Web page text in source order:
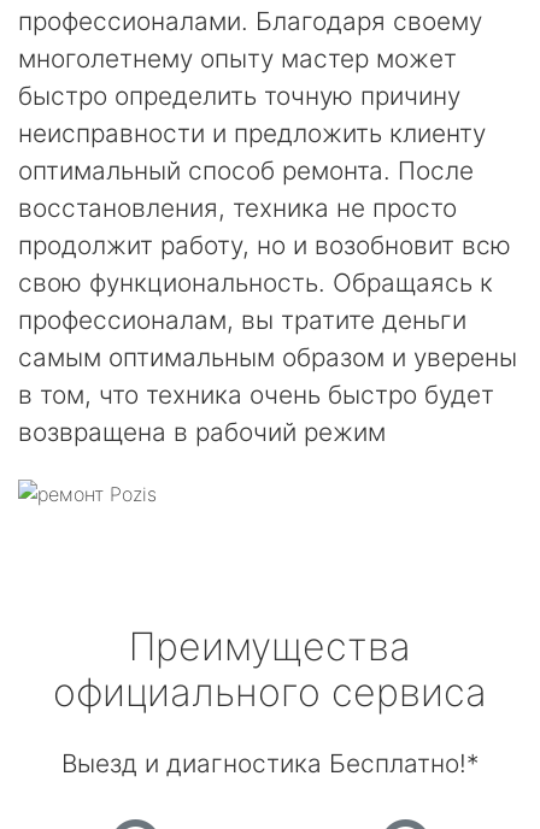
профессионалами. Благодаря своему
многолетнему опыту мастер может
быстро определить точную причину
неисправности и предложить клиенту
оптимальный способ ремонта. После
восстановления, техника не просто
продолжит работу, но и возобновит всю
свою функциональность. Обращаясь к
профессионалам, вы тратите деньги
самым оптимальным образом и уверены
в том, что техника очень быстро будет
возвращена в рабочий режим
Преимущества
официального сервиса
Выезд и диагностика Бесплатно!*